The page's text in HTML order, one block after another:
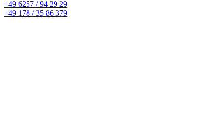
+49 6257 / 94 29 29
+49 178 / 35 86 379